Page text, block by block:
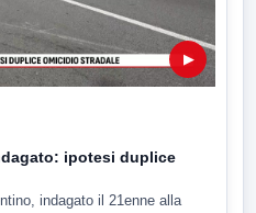
▶
ipotesi duplice
indagato il 21enne alla